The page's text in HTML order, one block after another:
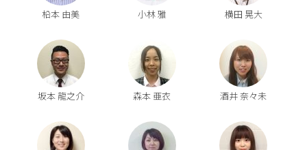
柗本 由美 小林 雅 横田 晃大
坂本 龍之介 森本 亜衣 酒井 奈々未